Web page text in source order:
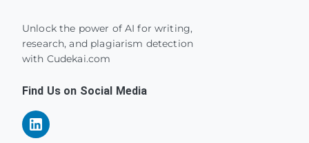
Unlock the power of AI for writing,
research, and plagiarism detection
with Cudekai.com
Find Us on Social Media